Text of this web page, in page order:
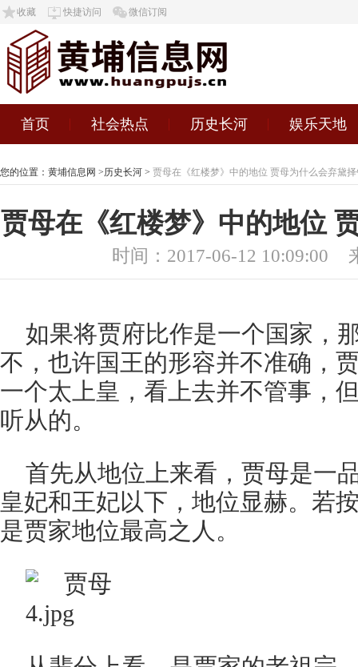
收藏 快捷访问 微信订阅
首页 社会热点 历史长河 娱乐天地
您的位置： 黄埔信息网 >历史长河 > 贾母在《红楼梦》中的地位 贾母为什么会弃黛
贾母在《红楼梦》中的地位
时间：2017-06-12 10:09:00
如果将贾府比作是一个国家，
不，也许国王的形容并不准确，
一个太上皇，看上去并不管事，
听从的。
首先从地位上来看，贾母是一
皇妃和王妃以下，地位显赫。若
是贾家地位最高之人。